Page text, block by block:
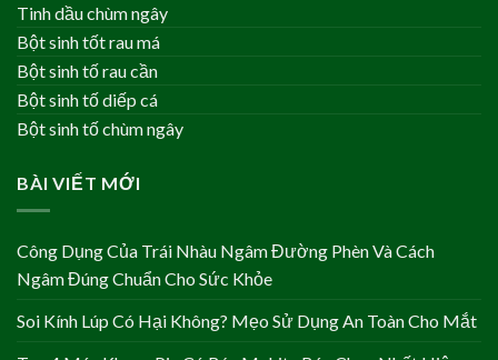
Tinh dầu chùm ngây
Bột sinh tốt rau má
Bột sinh tố rau cần
Bột sinh tố diếp cá
Bột sinh tố chùm ngây
BÀI VIẾT MỚI
Công Dụng Của Trái Nhàu Ngâm Đường Phèn Và Cách
Ngâm Đúng Chuẩn Cho Sức Khỏe
Soi Kính Lúp Có Hại Không? Mẹo Sử Dụng An Toàn Cho Mắt